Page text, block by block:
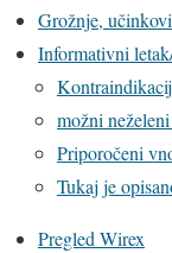
Grožnje,
Informativni
možni
Priporočeni
Tukaj je
Pregled Wirex